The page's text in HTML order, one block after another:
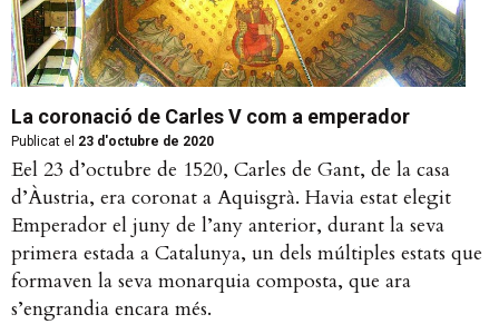
La coronació de Carles V com a emperador
Publicat el 23 d'octubre de 2020
Eel 23 d’octubre de 1520, Carles de Gant, de la casa
d’Àustria, era coronat a Aquisgrà. Havia estat elegit
Emperador el juny de l’any anterior, durant la seva
primera estada a Catalunya, un dels múltiples estats que
formaven la seva monarquia composta, que ara
s’engrandia encara més.